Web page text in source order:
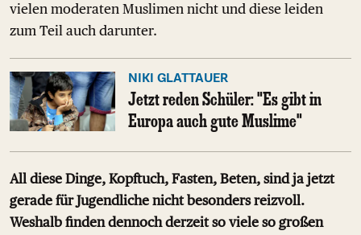
vielen moderaten Muslimen nicht und diese leiden
zum Teil auch darunter.
NIKI GLATTAUER
Jetzt reden Schüler: "Es gibt in
Europa auch gute Muslime"
All diese Dinge, Kopftuch, Fasten, Beten, sind ja jetzt
gerade für Jugendliche nicht besonders reizvoll.
Weshalb finden dennoch derzeit so viele so großen